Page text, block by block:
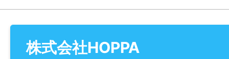
チームワークの良さに自信を持っている
株式会社HOPPA